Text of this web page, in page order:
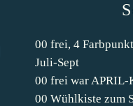
00 frei, 4
Juli-Sept
00 frei war APRIL-
00 Wühlkiste zum